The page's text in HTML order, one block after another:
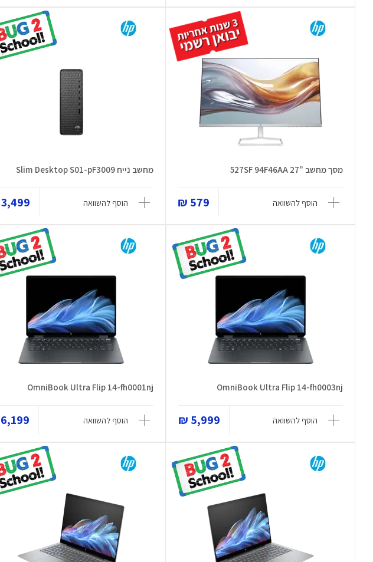
מסך מחשב "27 527SF 94F46AA
הוסף להשוואה 579 ₪
מחשב נייח Slim Desktop S01-pF3009
הוסף להשוואה 3,499 ₪
OmniBook Ultra Flip 14-fh0003nj
הוסף להשוואה 5,999 ₪
OmniBook Ultra Flip 14-fh0001nj
הוסף להשוואה 6,199 ₪